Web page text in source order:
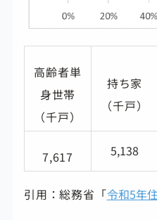
高齢者単
身世帯
（千戸）
持ち家
（千戸）
7,617 5,138
引用：総務省「令和5年